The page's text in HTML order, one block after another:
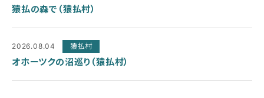
猿払の森で（猿払村）
2026.08.04 猿払村
オホーツクの沼巡り（猿払村）